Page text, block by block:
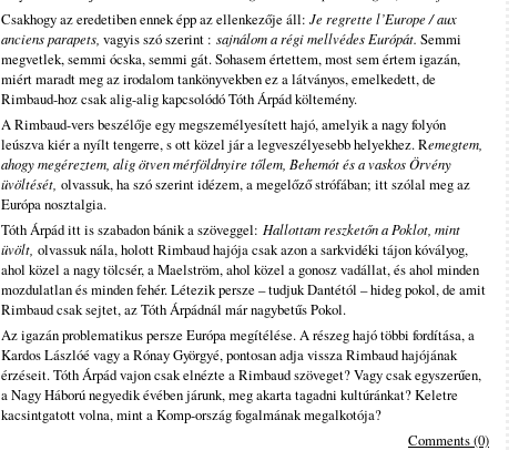
Csakhogy az eredetiben ennek épp az ellenkezője áll: Je regrette l’Europe / aux
anciens parapets, vagyis szó szerint : sajnálom a régi mellvédes Európát. Semmi
megvetlek, semmi ócska, semmi gát. Sohasem értettem, most sem értem igazán,
miért maradt meg az irodalom tankönyvekben ez a látványos, emelkedett, de
Rimbaud-hoz csak alig-alig kapcsolódó Tóth Árpád költemény.
A Rimbaud-vers beszélője egy megszemélyesített hajó, amelyik a nagy folyón
leúszva kiér a nyílt tengerre, s ott közel jár a legveszélyesebb helyekhez. Remegtem,
ahogy megéreztem, alig ötven mérföldnyire tőlem, Behemót és a vaskos Örvény
üvöltését, olvassuk, ha szó szerint idézem, a megelőző strófában; itt szólal meg az
Európa nosztalgia.
Tóth Árpád itt is szabadon bánik a szöveggel: Hallottam reszketőn a Poklot, mint
üvölt, olvassuk nála, holott Rimbaud hajója csak azon a sarkvidéki tájon kóvályog,
ahol közel a nagy tölcsér, a Maelström, ahol közel a gonosz vadállat, és ahol minden
mozdulatlan és minden fehér. Létezik persze – tudjuk Dantétól – hideg pokol, de amit
Rimbaud csak sejtet, az Tóth Árpádnál már nagybetűs Pokol.
Az igazán problematikus persze Európa megítélése. A részeg hajó többi fordítása, a
Kardos Lászlóé vagy a Rónay Györgyé, pontosan adja vissza Rimbaud hajójának
érzéseit. Tóth Árpád vajon csak elnézte a Rimbaud szöveget? Vagy csak egyszerűen,
a Nagy Háború negyedik évében járunk, meg akarta tagadni kultúránkat? Keletre
kacsintgatott volna, mint a Komp-ország fogalmának megalkotója?
Comments (0)